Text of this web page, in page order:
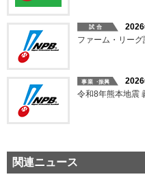
ファーム・リー
令和8年熊本地震
関連ニュース